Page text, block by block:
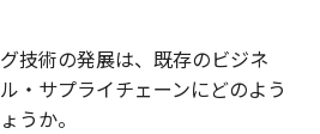
グ技術の発展は、既存のビジネ
・サプライチェーンにどのよう
うか。